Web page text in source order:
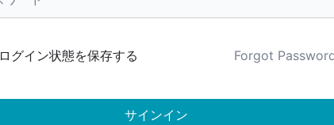
ログイン状態を保存する Forgot
サインイン